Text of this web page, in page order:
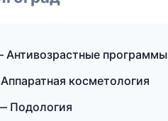
Антивозрастные программы
косметология
Подология